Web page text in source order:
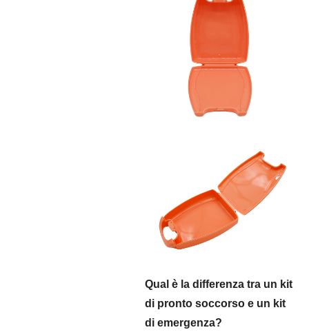
Qual è la differenza tra un kit
di pronto soccorso e un kit
di emergenza?